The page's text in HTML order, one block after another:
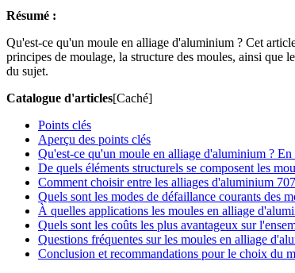
Résumé :
Qu'est-ce qu'un moule en alliage d'aluminium ? Cet
principes de moulage, la structure des moules, ainsi que
du sujet.
Catalogue d'articles[Caché]
Points clés
Aperçu des points clés
Qu'est-ce qu'un moule en alliage d'aluminium ?
De quels éléments structurels se composent les
Comment choisir entre les alliages d'aluminium
Quels sont les modes de défaillance courants des
À quelles applications les moules en alliage
Quels sont les coûts les plus avantageux sur
Questions fréquentes sur les moules en alliage
Conclusion et recommandations pour le choix du